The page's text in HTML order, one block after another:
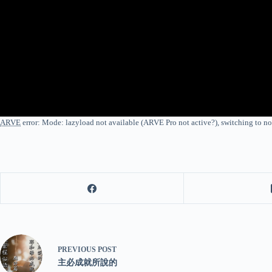
ARVE error: Mode: lazyload not available (ARVE Pro not active?), switching to
PREVIOUS POST
主必成就所說的